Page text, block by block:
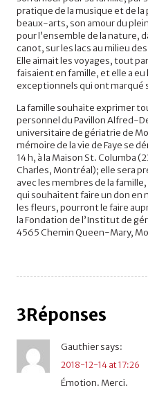
pratique de la musique et de
beaux-arts, son amour du
pour l’ensemble de la nature,
canot, sur les lacs au milieu
Elle aimait les voyages, tout
faisaient en famille, et elle a
exceptionnels qui ont marqué
La famille souhaite exprimer
personnel du Pavillon Alfred-
universitaire de gériatrie de
mémoire de la vie de Faye se
14 h, à la Maison St. Columba
Charles, Montréal); elle sera
avec les membres de la
qui souhaitent faire un don en
les fleurs, pourront le faire
la Fondation de l’Institut de
4565 Chemin Queen-Mary,
3Réponses
Gauthiersays:
2018-12-14 at 17:26
Émotion. Merci.